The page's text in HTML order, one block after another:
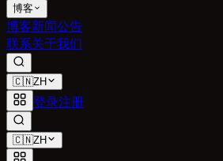
博客
博客新闻公告
联系关于我们
🇨🇳ZH
登录注册
🇨🇳ZH